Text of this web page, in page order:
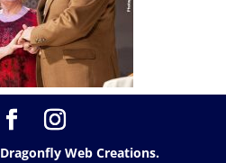
Dragonfly Web Creations.